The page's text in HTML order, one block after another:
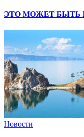
ЭТО МОЖЕТ БЫТЬ
Новости